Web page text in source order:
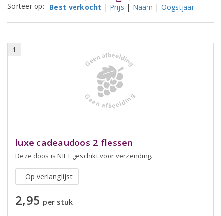
Sorteer op:
Best verkocht | Prijs | Naam | Oogstjaar
1
luxe cadeaudoos 2 flessen
Deze doos is NIET geschikt voor verzending.
Op verlanglijst
2,95 per stuk